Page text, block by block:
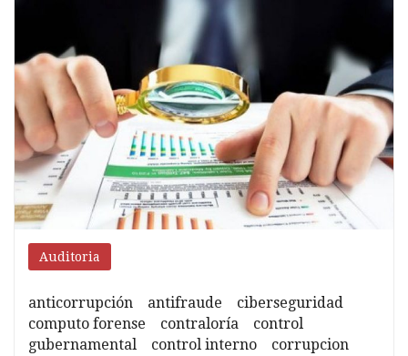
contraloría
Auditoria
anticorrupción antifraude
ciberseguridad
computo forense
contraloría
control
gubernamental
control interno
corrupcion